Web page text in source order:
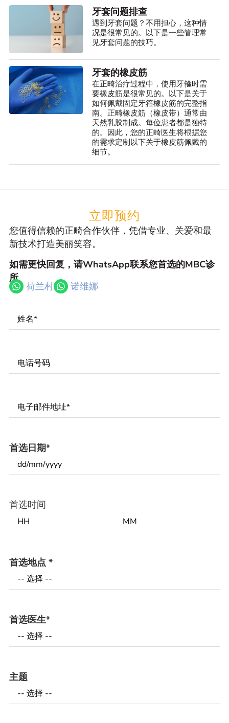
牙套问题排查
遇到牙套问题？不用担心，这种情
况是很常见的。以下是一些管理常
见牙套问题的技巧。
牙套的橡皮筋
在正畸治疗过程中，使用牙箍时需
要橡皮筋是很常见的。以下是关于
如何佩戴固定牙箍橡皮筋的完整指
南。正畸橡皮筋（橡皮带）通常由
天然乳胶制成。每位患者都是独特
的。因此，您的正畸医生将根据您
的需求定制以下关于橡皮筋佩戴的
细节。
立即预约
您值得信赖的正畸合作伙伴，凭借专业、关爱和最
新技术打造美丽笑容。
如需更快回复，请WhatsApp联系您首选的MBC诊
所
荷兰村 诺维娜
Name*
Phone
Number*
Email*
首选日期*
首选时间
首选地点 *
首选医生*
主题